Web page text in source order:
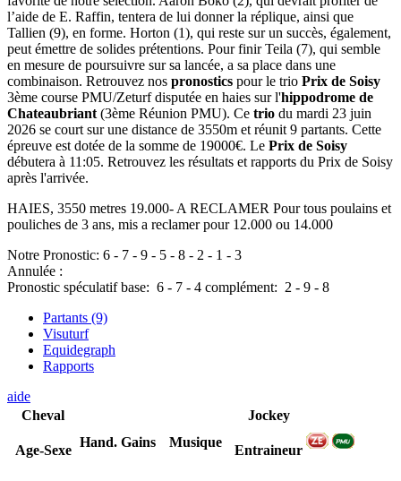
l’aide de E. Raffin, tentera de lui donner la réplique, ainsi que
Tallien (9), en forme. Horton (1), qui reste sur un succès, également,
peut émettre de solides prétentions. Pour finir Teila (7), qui semble
en mesure de poursuivre sur sa lancée, a sa place dans une
combinaison. Retrouvez nos pronostics pour le trio Prix de Soisy
3ème course PMU/Zeturf disputée en haies sur l'hippodrome de
Chateaubriant (3ème Réunion PMU). Ce trio du mardi 23 juin
2026 se court sur une distance de 3550m et réunit 9 partants. Cette
épreuve est dotée de la somme de 19000€. Le Prix de Soisy
débutera à 11:05. Retrouvez les résultats et rapports du Prix de Soisy
après l'arrivée.
HAIES, 3550 metres 19.000- A RECLAMER Pour tous poulains et
pouliches de 3 ans, mis a reclamer pour 12.000 ou 14.000
Notre Pronostic: 6 - 7 - 9 - 5 - 8 - 2 - 1 - 3
Annulée :
Pronostic spéculatif base: 6 - 7 - 4 complément: 2 - 9 - 8
Partants (9)
Visuturf
Equidegraph
Rapports
aide
Cheval
Age-Sexe
Hand. Gains Musique
Jockey
Entraineur